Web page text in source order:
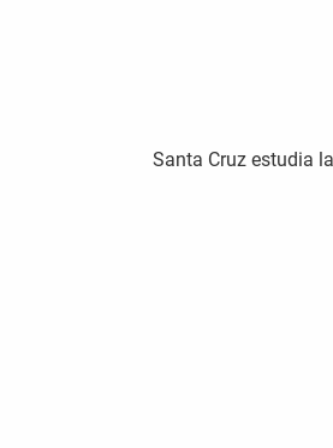
Santa Cruz estudia